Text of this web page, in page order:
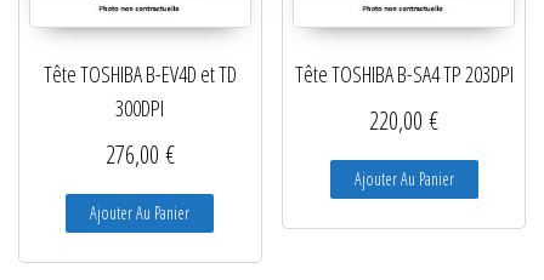
Tête TOSHIBA B-EV4D et TD
300DPI
276,00 €
Ajouter Au Panier
Tête TOSHIBA B-SA4 TP 203DPI
220,00€
Ajouter Au Panier